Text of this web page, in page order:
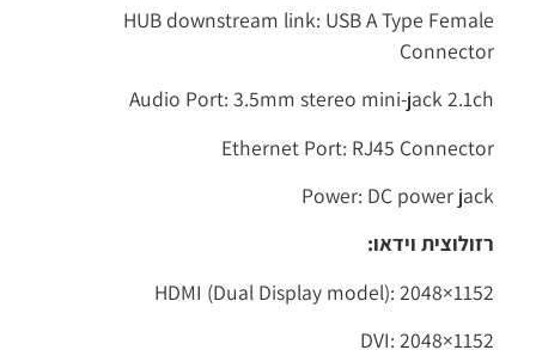
HUB downstream link: USB A Type Female
Connector
Audio Port: 3.5mm stereo mini-jack 2.1ch
Ethernet Port: RJ45 Connector
Power: DC power jack
רזולוצית וידאו:
HDMI (Dual Display model): 2048×1152
DVI: 2048×1152